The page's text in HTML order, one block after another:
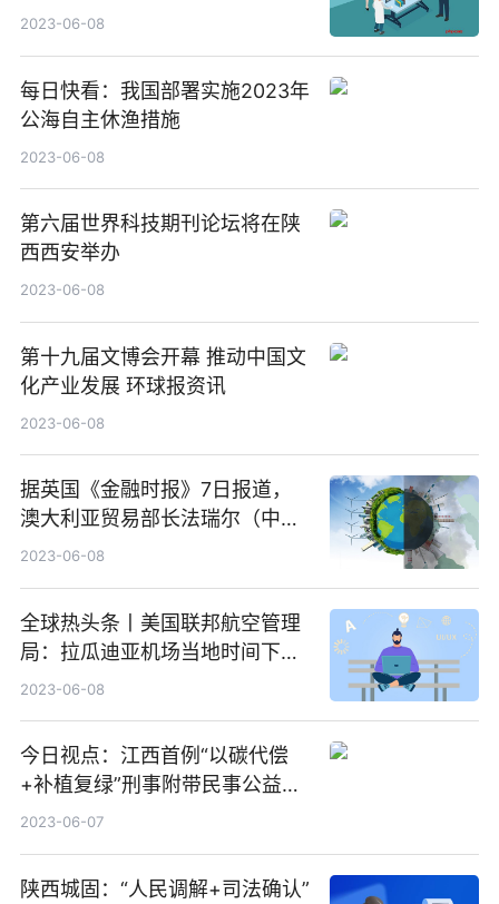
2023-06-08
每日快看：我国部署实施2023年
公海自主休渔措施
2023-06-08
第六届世界科技期刊论坛将在陕
西西安举办
2023-06-08
第十九届文博会开幕 推动中国文
化产业发展 环球报资讯
2023-06-08
据英国《金融时报》7日报道，
澳大利亚贸易部长法瑞尔（中文
名唐方睿）警告欧盟，除非欧盟
议，与此同时，他还对澳中关系
趋向缓和表示欢迎 全球快播报
2023-06-08
全球热头条丨美国联邦航空管理
局：拉瓜迪亚机场当地时间下午
2:15分后仍然停飞的概率为
2023-06-08
今日视点：江西首例“以碳代偿
+补植复绿”刑事附带民事公益诉
讼案一审宣判
2023-06-07
陕西城固：“人民调解+司法确认”